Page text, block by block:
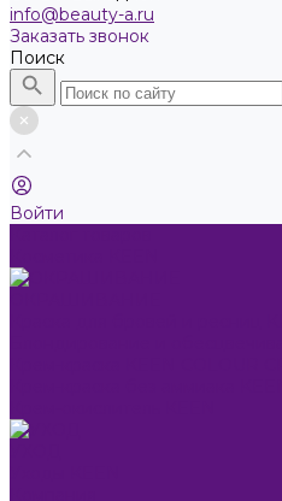
info@beauty-a.ru
Заказать звонок
Поиск
Войти